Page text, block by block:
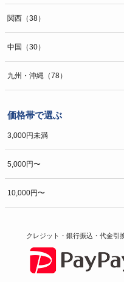
関西（38）
中国（30）
九州・沖縄（78）
価格帯で選ぶ
3,000円未満
5,000円〜
10,000円〜
クレジット・銀行振込・代金引